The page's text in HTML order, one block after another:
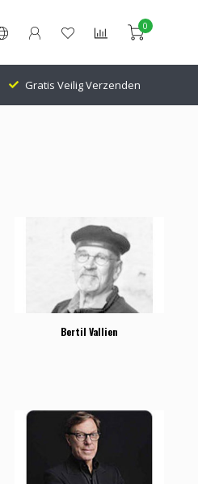
0
Gratis Veilig Verzenden
Bertil Vallien